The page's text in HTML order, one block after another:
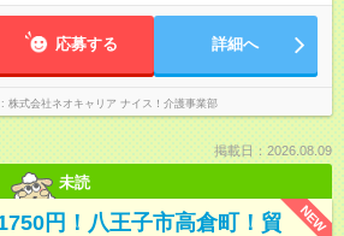
応募する 詳細へ
株式会社ネオキャリア ナイス！介護事業部
掲載日：2026.08.09
未読
NEW
円！八王子市高倉町！貿